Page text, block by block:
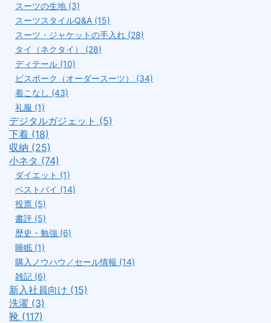
スーツの生地 (3)
スーツスタイルQ&A (15)
スーツ・ジャケットの手入れ (28)
タイ（ネクタイ） (28)
ディテール (10)
ビスポーク（オーダースーツ） (34)
着こなし (43)
礼服 (1)
デジタルガジェット (5)
下着 (18)
収納 (25)
小ネタ (74)
ダイエット (1)
ベストバイ (14)
投票 (5)
書評 (5)
歴史・勉強 (6)
睡眠 (1)
購入ノウハウ／セール情報 (14)
雑記 (6)
新入社員向け (15)
洗濯 (3)
靴 (117)